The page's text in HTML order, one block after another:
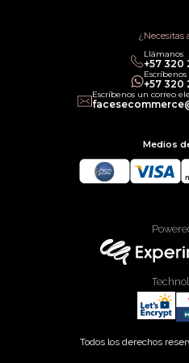
Política legal de Gift Cards
¿Necesitas
Llámanos
‎+57 320
Escríbenos
‎+57 320
Escríbenos un correo
Medios
Todos los derechos